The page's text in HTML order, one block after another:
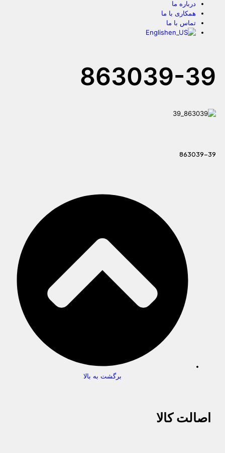
درباره ما
همکاری با ما
تماس با ما
English
863039-39
863039-39
برگشت به بالا
اصالت کالا